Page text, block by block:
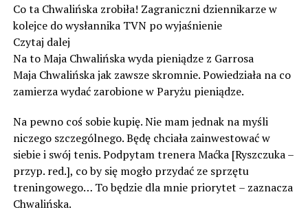
Co ta Chwalińska zrobiła! Zagraniczni dziennikarze w
kolejce do wysłannika TVN po wyjaśnienie
Czytaj dalej
Na to Maja Chwalińska wyda pieniądze z Garrosa
Maja Chwalińska jak zawsze skromnie. Powiedziała na co
zamierza wydać zarobione w Paryżu pieniądze.
Na pewno coś sobie kupię. Nie mam jednak na myśli
niczego szczególnego. Będę chciała zainwestować w
siebie i swój tenis. Podpytam trenera Maćka [Ryszczuka –
przyp. red.], co by się mogło przydać ze sprzętu
treningowego… To będzie dla mnie priorytet – zaznacza
Chwalińska.